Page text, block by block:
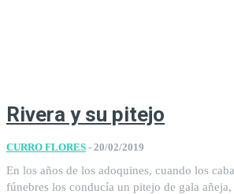
Rivera y su pitejo
CURRO FLORES - 20/02/2019
En los años de los adoquines, cuando los
fúnebres los conducía un pitejo de gala